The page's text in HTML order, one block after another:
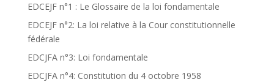
EDCEJF n°1 : Le Glossaire de la loi fondamentale
EDCEJF n°2: La loi relative à la Cour constitutionnelle
fédérale
EDCJFA n°3: Loi fondamentale
EDCJFA n°4: Constitution du 4 octobre 1958